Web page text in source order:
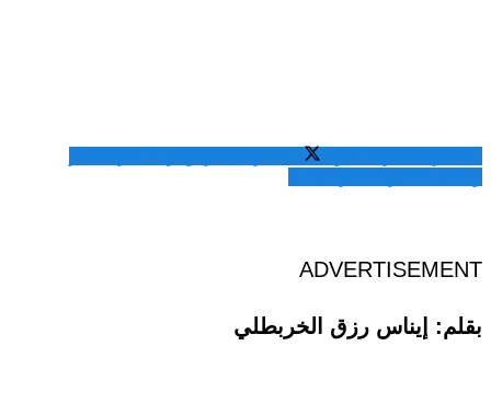
ADVERTISEMENT
بقلم: إيناس رزق الخربطلي